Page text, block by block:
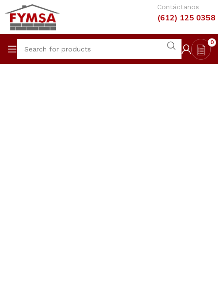
Contáctanos
(612) 125 0358
0